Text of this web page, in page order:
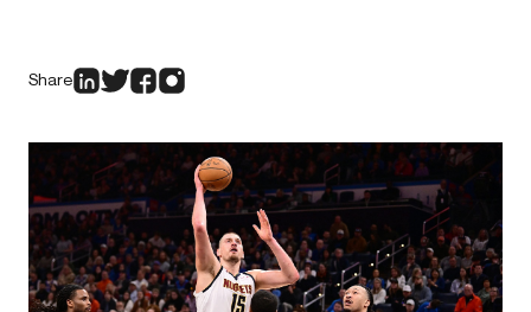
Share